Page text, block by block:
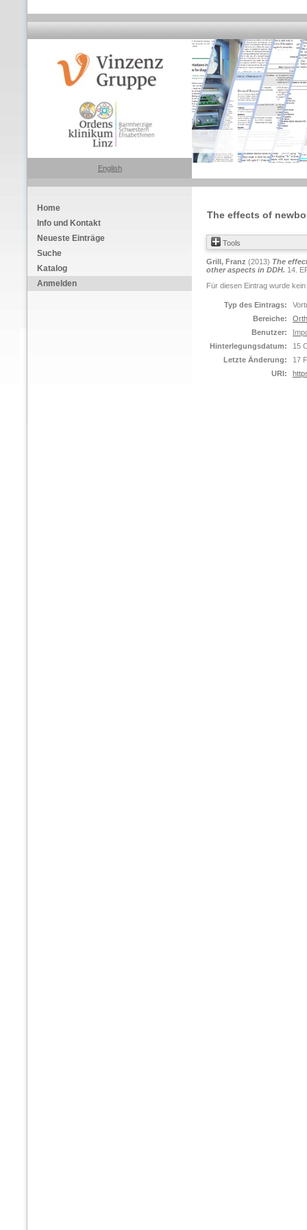
English
Home
Info und Kontakt
Neueste Einträge
Suche
Katalog
Anmelden
The effects of
Tools
Grill, Franz (2013) The
other aspects in DDH. 14.
Für diesen Eintrag wurde
Typ des Eintrags:
Bereiche:
Benutzer:
Hinterlegungsdatum:
15
Letzte Änderung:
17
URI: